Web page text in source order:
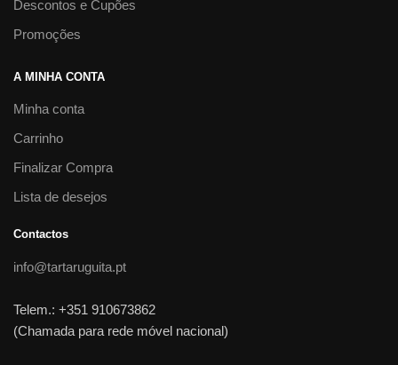
Descontos e Cupões
Promoções
A MINHA CONTA
Minha conta
Carrinho
Finalizar Compra
Lista de desejos
Contactos
info@tartaruguita.pt
Telem.: +351 910673862
(Chamada para rede móvel nacional)